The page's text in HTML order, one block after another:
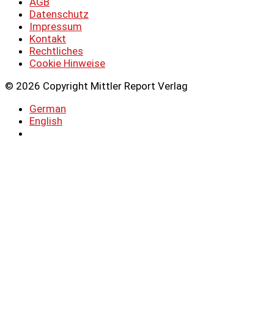
Datenschutz
Impressum
Kontakt
Rechtliches
Cookie Hinweise
© 2026 Copyright Mittler Report Verlag
German
English